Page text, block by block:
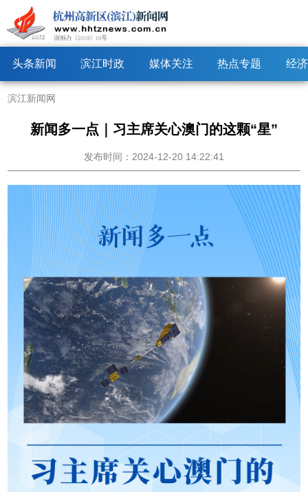
头条新闻 滨江时政 媒体关注 热点专题 经
滨江新闻网
新闻多一点｜习主席关心澳门的这颗“星”
发布时间：2024-12-20 14:22:41